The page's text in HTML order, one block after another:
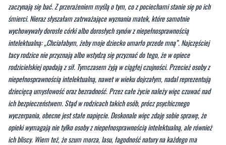
intelektualną: „Chciałabym, żeby moje dziecko umarło przede mną”. Najczęściej
tacy rodzice nie przyznają albo wstydzą się przyznać do tego, że w opiece
rodzicielskiej opadają z sił. Tymczasem żyją w ciągłej czujności. Przecież osoby z
niepełnosprawnością intelektualną, nawet w wieku dojrzałym, nadal reprezentują
dziecięcą umysłowość oraz bezradność. Przez całe życie należy więc czuwać nad
ich bezpieczeństwem. Stąd w rodzicach takich osób, prócz psychicznego
wyczerpania, obecne jest stałe napięcie. Doskonale więc zdaję sobie sprawę, że
opieki wymagają nie tylko osoby z niepełnosprawnością intelektualną, ale również
ich bliscy. Wiem też, że szum morza, lasu, łagodność natury na każdego ma
życiodajny wpływ. Przyroda uzdrawia. Jest najlepszym gabinetem terapeutycznym.
Dlatego jestem przekonana, że w naszym ośrodku osoby z niepełnosprawnością
intelektualną oraz ich bliscy odnajdą tak bardzo potrzebne im wytchnienie.